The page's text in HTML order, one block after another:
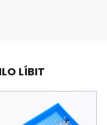
LÍBIT